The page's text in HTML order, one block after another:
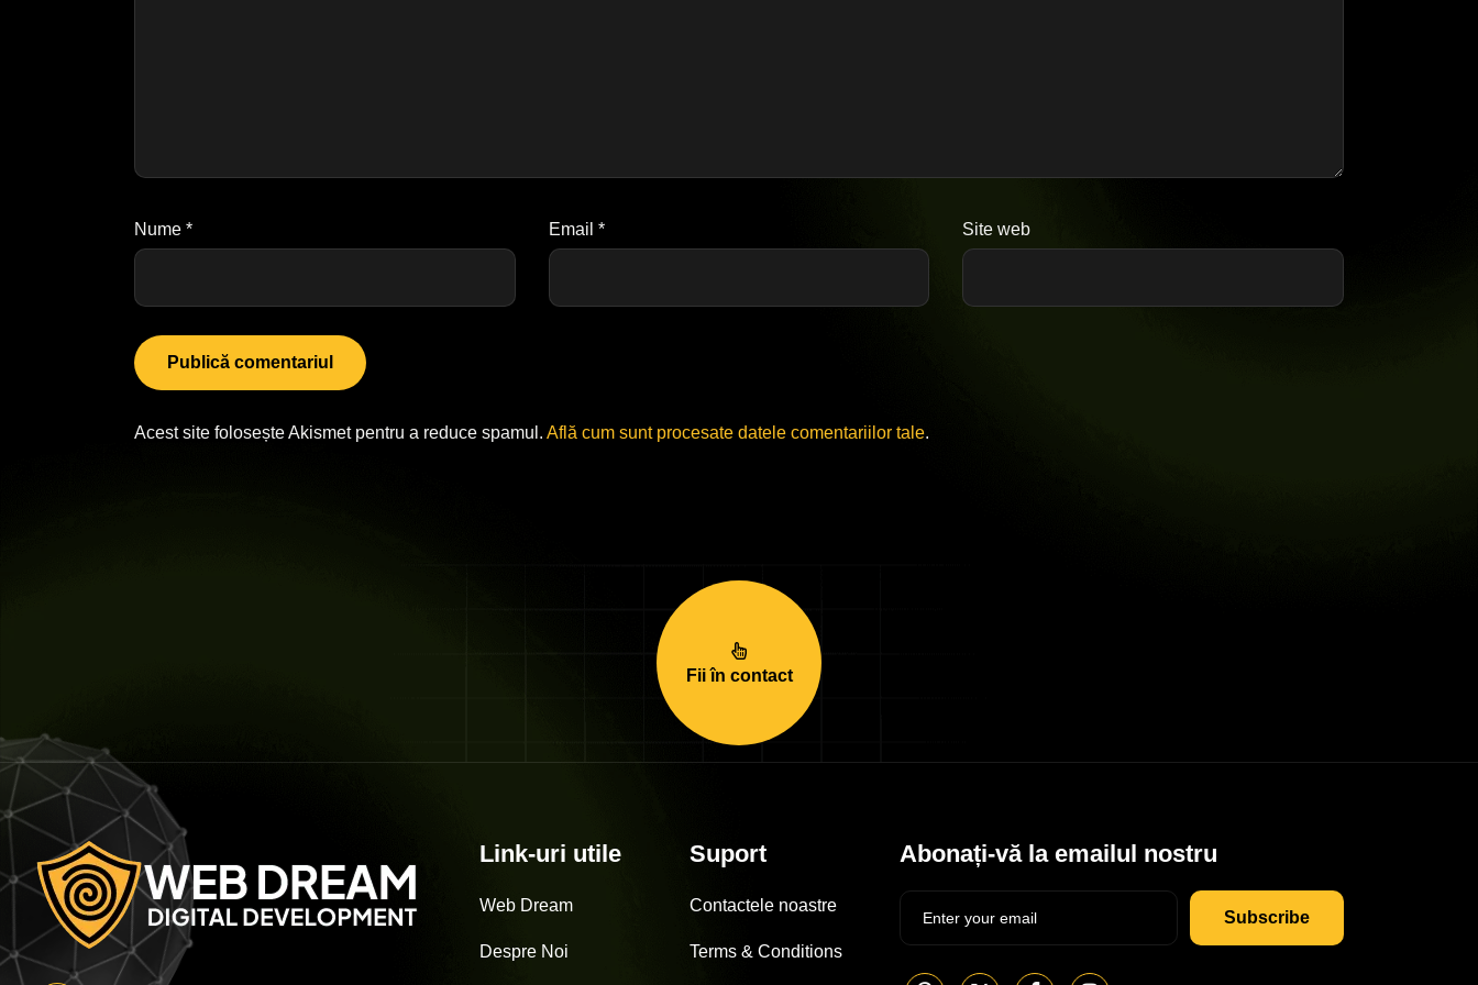
Nume * Email * Site web
Acest site folosește Akismet pentru a reduce spamul. Află cum sunt procesate datele comentariilor tale.
Fii în contact
Link-uri utile
Web Dream
Despre Noi
Suport
Contactele noastre
Terms & Conditions
Abonați-vă la emailul nostru
Subscribe